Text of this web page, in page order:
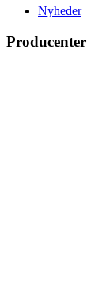
Nyheder
Producenter